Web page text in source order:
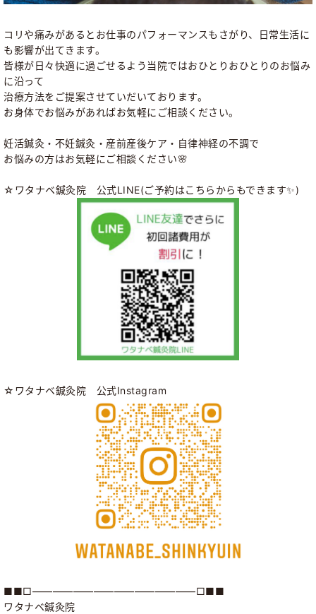
コリや痛みがあるとお仕事のパフォーマンスもさがり、日常生活に
も影響が出てきます。
皆様が日々快適に過ごせるよう当院ではおひとりおひとりのお悩み
に沿って
治療方法をご提案させていだいております。
お身体でお悩みがあればお気軽にご相談ください。
妊活鍼灸・不妊鍼灸・産前産後ケア・自律神経の不調で
お悩みの方はお気軽にご相談ください🌸
☆ワタナベ鍼灸院 公式LINE(ご予約はこちらからもできます✨)
☆ワタナベ鍼灸院 公式Instagram
■■□――――――――――――――――□■■
ワタナベ鍼灸院